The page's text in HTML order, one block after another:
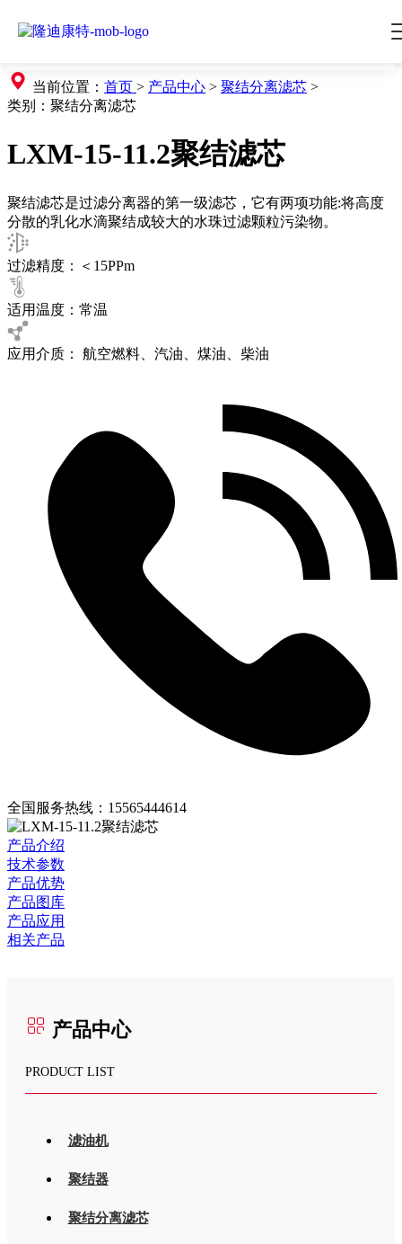
当前位置： 首页 > 产品中心 > 聚结分离滤芯 >
类别： 聚结分离滤芯
LXM-15-11.2聚结滤芯
聚结滤芯是过滤分离器的第一级滤芯，它有两项功能:将高度
分散的乳化水滴聚结成较大的水珠过滤颗粒污染物。
过滤精度：＜15PPm
适用温度：常温
应用介质： 航空燃料、汽油、煤油、柴油
全国服务热线： 15565444614
产品介绍
技术参数
产品优势
产品图库
产品应用
相关产品
产品中心
PRODUCT LIST
滤油机
聚结器
聚结分离滤芯